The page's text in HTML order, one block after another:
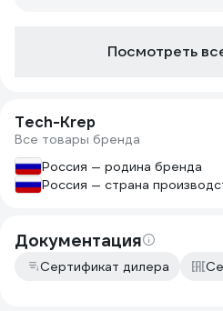
Посмотреть
Tech-Krep
Все товары бренда
Россия — родина бренда
Россия — страна
Документация
Сертификат дилера